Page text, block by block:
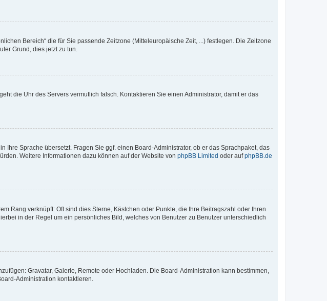
Bereich“ die für Sie passende Zeitzone (Mitteleuropäische Zeit, ...) festlegen. Die Zeitzone
Grund, dies jetzt zu tun.
die Uhr des Servers vermutlich falsch. Kontaktieren Sie einen Administrator, damit er das
Sprache übersetzt. Fragen Sie ggf. einen Board-Administrator, ob er das Sprachpaket, das
Weitere Informationen dazu können auf der Website von phpBB Limited oder aufphpBB.de
Rang verknüpft: Oft sind dies Sterne, Kästchen oder Punkte, die Ihre Beitragszahl oder Ihren
in der Regel um ein persönliches Bild, welches von Benutzer zu Benutzer unterschiedlich
Gravatar, Galerie, Remote oder Hochladen. Die Board-Administration kann bestimmen,
Administration kontaktieren.